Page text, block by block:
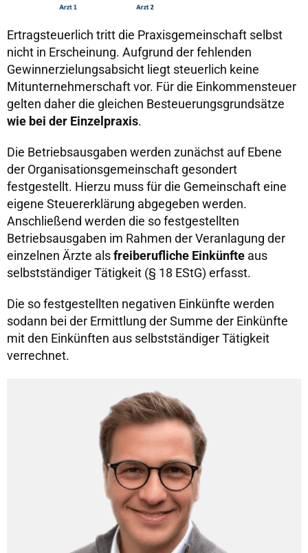
Ertragsteuerlich tritt die Praxisgemeinschaft selbst
nicht in Erscheinung. Aufgrund der fehlenden
Gewinnerzielungsabsicht liegt steuerlich keine
Mitunternehmerschaft vor. Für die Einkommensteuer
gelten daher die gleichen Besteuerungsgrundsätze
wie bei der Einzelpraxis.
Die Betriebsausgaben werden zunächst auf Ebene
der Organisationsgemeinschaft gesondert
festgestellt. Hierzu muss für die Gemeinschaft eine
eigene Steuererklärung abgegeben werden.
Anschließend werden die so festgestellten
Betriebsausgaben im Rahmen der Veranlagung der
einzelnen Ärzte als freiberufliche Einkünfte aus
selbstständiger Tätigkeit (§ 18 EStG) erfasst.
Die so festgestellten negativen Einkünfte werden
sodann bei der Ermittlung der Summe der Einkünfte
mit den Einkünften aus selbstständiger Tätigkeit
verrechnet.